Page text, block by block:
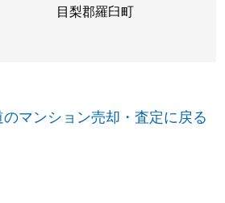
目梨郡羅臼町
マンション売却・査定に戻る